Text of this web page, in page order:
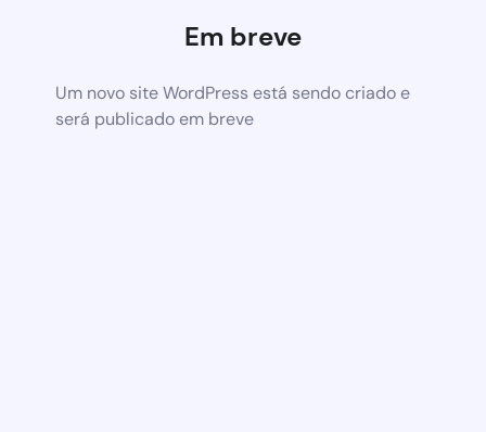
Em breve
Um novo site WordPress está sendo criado e
será publicado em breve